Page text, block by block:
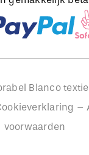
Blanco
–
voorwaarden